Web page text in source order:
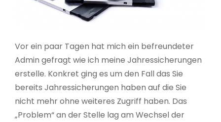
Vor ein paar Tagen hat mich ein befreundeter
Admin gefragt wie ich meine Jahressicherungen
erstelle. Konkret ging es um den Fall das Sie
bereits Jahressicherungen haben auf die Sie
nicht mehr ohne weiteres Zugriff haben. Das
„Problem“ an der Stelle lag am Wechsel der